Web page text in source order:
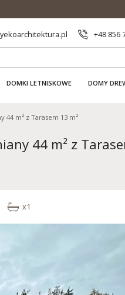
+48 856
DOMKI LETNISKOWE DOMY
44 m² z Tarasem 13 m²
44 m² z
x1